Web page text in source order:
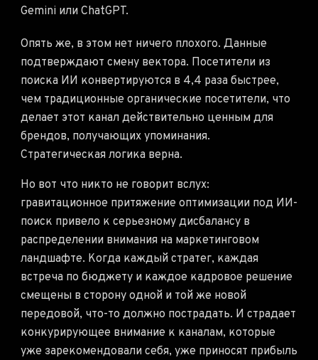
Gemini или ChatGPT.
Опять же, в этом нет ничего плохого. Данные
подтверждают смену вектора. Посетители из
поиска ИИ конвертируются в 4,4 раза быстрее,
чем традиционные органические посетители, что
делает этот канал действительно ценным для
брендов, получающих упоминания.
Стратегическая логика верна.
Но вот что никто не говорит вслух:
гравитационное притяжение оптимизации под ИИ-
поиск привело к серьезному дисбалансу в
распределении внимания на маркетинговом
ландшафте. Когда каждый стратег, каждая
встреча по бюджету и каждое кадровое решение
смещены в сторону одной и той же новой
передовой, что-то должно пострадать. И страдает
конкурирующее внимание к каналам, которые
уже зарекомендовали себя, уже приносят прибыль